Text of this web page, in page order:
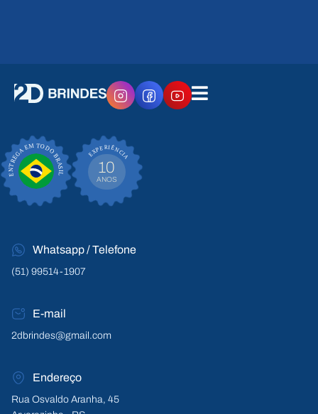
ENTREGA EM TODO BRASIL EXPERIÊNCIA
ANOS
10
Whatsapp / Telefone
(51) 99514-1907
E-mail
2dbrindes@gmail.com
Endereço
Rua Osvaldo Aranha, 45